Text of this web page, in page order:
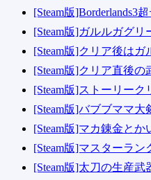
[Steam版]Borderlands3
[Steam版]ガルルガグ
[Steam版]クリア後は
[Steam版]クリア直後
[Steam版]ストーリー
[Steam版]バブブママ
[Steam版]マカ錬金と
[Steam版]マスターラ
[Steam版]太刀の生産